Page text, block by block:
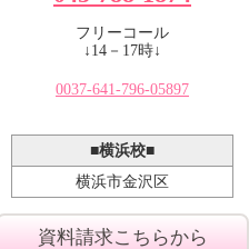
ンスクール
フリーコール
↓14－17時↓
0037-641-796-05897
■横浜校■
横浜市金沢区
資料請求こちらから